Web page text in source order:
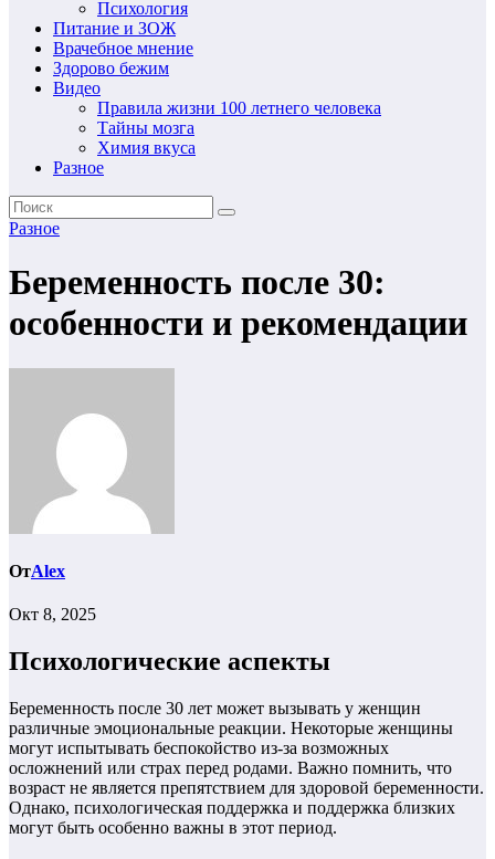
Психология
Питание и ЗОЖ
Врачебное мнение
Здорово бежим
Видео
Правила жизни 100 летнего человека
Тайны мозга
Химия вкуса
Разное
Разное
Беременность после 30:
особенности и рекомендации
ОтAlex
Окт 8, 2025
Психологические аспекты
Беременность после 30 лет может вызывать у женщин
различные эмоциональные реакции. Некоторые женщины
могут испытывать беспокойство из-за возможных
осложнений или страх перед родами. Важно помнить, что
возраст не является препятствием для здоровой беременности.
Однако, психологическая поддержка и поддержка близких
могут быть особенно важны в этот период.